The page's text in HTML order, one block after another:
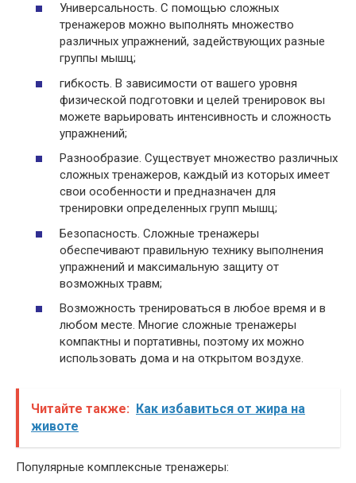
Универсальность. С помощью сложных
тренажеров можно выполнять множество
различных упражнений, задействующих разные
группы мышц;
гибкость. В зависимости от вашего уровня
физической подготовки и целей тренировок вы
можете варьировать интенсивность и сложность
упражнений;
Разнообразие. Существует множество различных
сложных тренажеров, каждый из которых имеет
свои особенности и предназначен для
тренировки определенных групп мышц;
Безопасность. Сложные тренажеры
обеспечивают правильную технику выполнения
упражнений и максимальную защиту от
возможных травм;
Возможность тренироваться в любое время и в
любом месте. Многие сложные тренажеры
компактны и портативны, поэтому их можно
использовать дома и на открытом воздухе.
Читайте также:
Как избавиться от жира на
животе
Популярные комплексные тренажеры: